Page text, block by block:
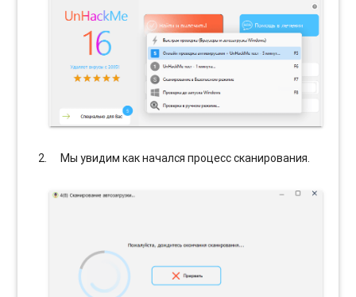
Мы увидим как начался процесс сканирования.